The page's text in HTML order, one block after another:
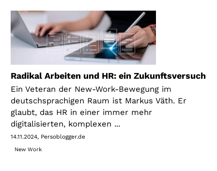
Radikal Arbeiten und HR: ein Zukunftsversuch
Ein Veteran der New-Work-Bewegung im
deutschsprachigen Raum ist Markus Väth. Er
glaubt, das HR in einer immer mehr
digitalisierten, komplexen ...
14.11.2024 Persoblogger.de
New Work